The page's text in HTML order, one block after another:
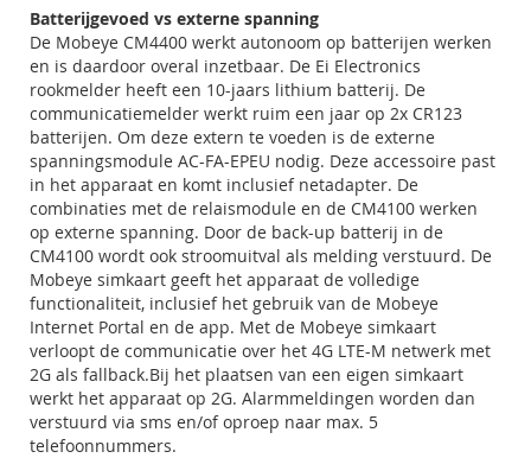
Batterijgevoed vs externe spanning
De Mobeye CM4400 werkt autonoom op batterijen werken
en is daardoor overal inzetbaar. De Ei Electronics
rookmelder heeft een 10-jaars lithium batterij. De
communicatiemelder werkt ruim een jaar op 2x CR123
batterijen. Om deze extern te voeden is de externe
spanningsmodule AC-FA-EPEU nodig. Deze accessoire past
in het apparaat en komt inclusief netadapter. De
combinaties met de relaismodule en de CM4100 werken
op externe spanning. Door de back-up batterij in de
CM4100 wordt ook stroomuitval als melding verstuurd. De
Mobeye simkaart geeft het apparaat de volledige
functionaliteit, inclusief het gebruik van de Mobeye
Internet Portal en de app. Met de Mobeye simkaart
verloopt de communicatie over het 4G LTE-M netwerk met
2G als fallback.Bij het plaatsen van een eigen simkaart
werkt het apparaat op 2G. Alarmmeldingen worden dan
verstuurd via sms en/of oproep naar max. 5
telefoonnummers.